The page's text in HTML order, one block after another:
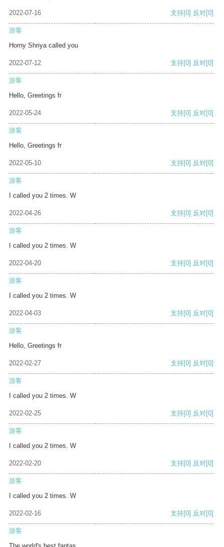
2022-07-16 支持[0] 反对[0]
游客
Horny Shriya called you
2022-07-12 支持[0] 反对[0]
游客
Hello, Greetings fr
2022-05-24 支持[0] 反对[0]
游客
Hello, Greetings fr
2022-05-10 支持[0] 反对[0]
游客
I called you 2 times. W
2022-04-26 支持[0] 反对[0]
游客
I called you 2 times. W
2022-04-20 支持[0] 反对[0]
游客
I called you 2 times. W
2022-04-03 支持[0] 反对[0]
游客
Hello, Greetings fr
2022-02-27 支持[0] 反对[0]
游客
I called you 2 times. W
2022-02-25 支持[0] 反对[0]
游客
I called you 2 times. W
2022-02-20 支持[0] 反对[0]
游客
I called you 2 times. W
2022-02-16 支持[0] 反对[0]
游客